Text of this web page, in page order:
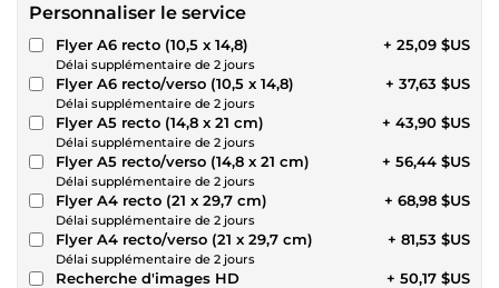
Personnaliser le service
Flyer A6 recto (10,5 x 14,8)
Délai supplémentaire de 2 jours
+ 25,09 $US
Flyer A6 recto/verso (10,5 x 14,8)
Délai supplémentaire de 2 jours
+ 37,63 $US
Flyer A5 recto (14,8 x 21 cm)
Délai supplémentaire de 2 jours
+ 43,90 $US
Flyer A5 recto/verso (14,8 x 21 cm)
Délai supplémentaire de 2 jours
+ 56,44 $US
Flyer A4 recto (21 x 29,7 cm)
Délai supplémentaire de 2 jours
+ 68,98 $US
Flyer A4 recto/verso (21 x 29,7 cm)
Délai supplémentaire de 2 jours
+ 81,53 $US
Recherche d'images HD + 50,17 $US